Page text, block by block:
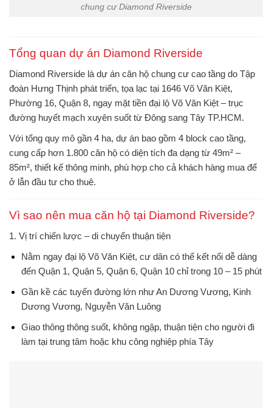
chung cư Diamond Riverside
Tổng quan dự án Diamond Riverside
Diamond Riverside là dự án căn hộ chung cư cao tầng do Tập
đoàn Hưng Thịnh phát triển, tọa lạc tại 1646 Võ Văn Kiệt,
Phường 16, Quận 8, ngay mặt tiền đại lộ Võ Văn Kiệt – trục
đường huyết mạch xuyên suốt từ Đông sang Tây TP.HCM.
Với tổng quy mô gần 4 ha, dự án bao gồm 4 block cao tầng,
cung cấp hơn 1.800 căn hộ có diện tích đa dạng từ 49m² –
85m², thiết kế thông minh, phù hợp cho cả khách hàng mua để
ở lẫn đầu tư cho thuê.
Vì sao nên mua căn hộ tại Diamond Riverside?
1. Vị trí chiến lược – di chuyển thuận tiện
Nằm ngay đại lộ Võ Văn Kiệt, cư dân có thể kết nối dễ dàng
đến Quận 1, Quận 5, Quận 6, Quận 10 chỉ trong 10 – 15 phút
Gần kề các tuyến đường lớn như An Dương Vương, Kinh
Dương Vương, Nguyễn Văn Luông
Giao thông thông suốt, không ngập, thuận tiện cho người đi
làm tại trung tâm hoặc khu công nghiệp phía Tây